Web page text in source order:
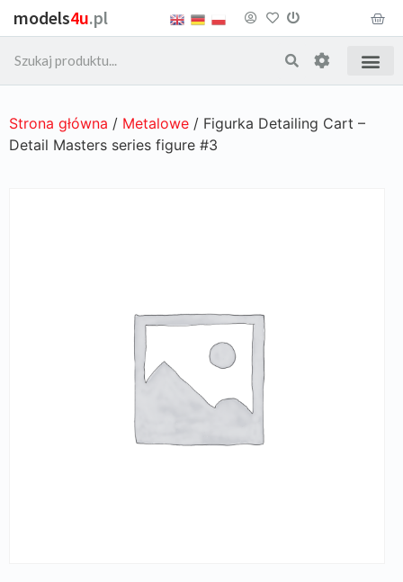
models4u.pl
Strona główna / Metalowe / Figurka Detailing Cart –
Detail Masters series figure #3